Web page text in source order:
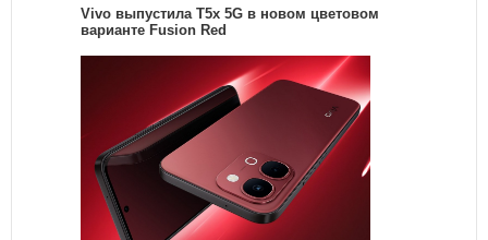
Vivo выпустила T5x 5G в новом цветовом
варианте Fusion Red